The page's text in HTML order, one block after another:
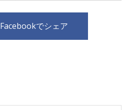
Facebookでシェア